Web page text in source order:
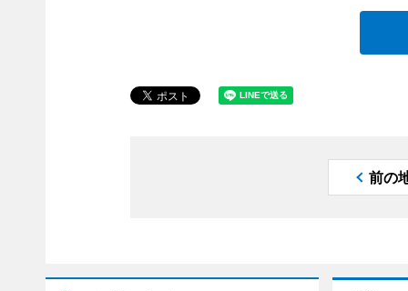
前の